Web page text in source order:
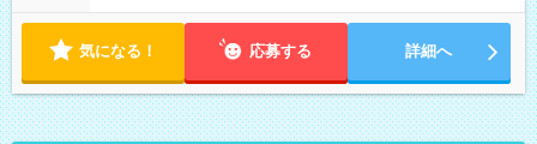
気になる！ 応募する 詳細へ